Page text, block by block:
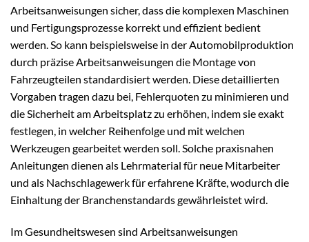
Arbeitsanweisungen sicher, dass die komplexen Maschinen
und Fertigungsprozesse korrekt und effizient bedient
werden. So kann beispielsweise in der Automobilproduktion
durch präzise Arbeitsanweisungen die Montage von
Fahrzeugteilen standardisiert werden. Diese detaillierten
Vorgaben tragen dazu bei, Fehlerquoten zu minimieren und
die Sicherheit am Arbeitsplatz zu erhöhen, indem sie exakt
festlegen, in welcher Reihenfolge und mit welchen
Werkzeugen gearbeitet werden soll. Solche praxisnahen
Anleitungen dienen als Lehrmaterial für neue Mitarbeiter
und als Nachschlagewerk für erfahrene Kräfte, wodurch die
Einhaltung der Branchenstandards gewährleistet wird.
Im Gesundheitswesen sind Arbeitsanweisungen